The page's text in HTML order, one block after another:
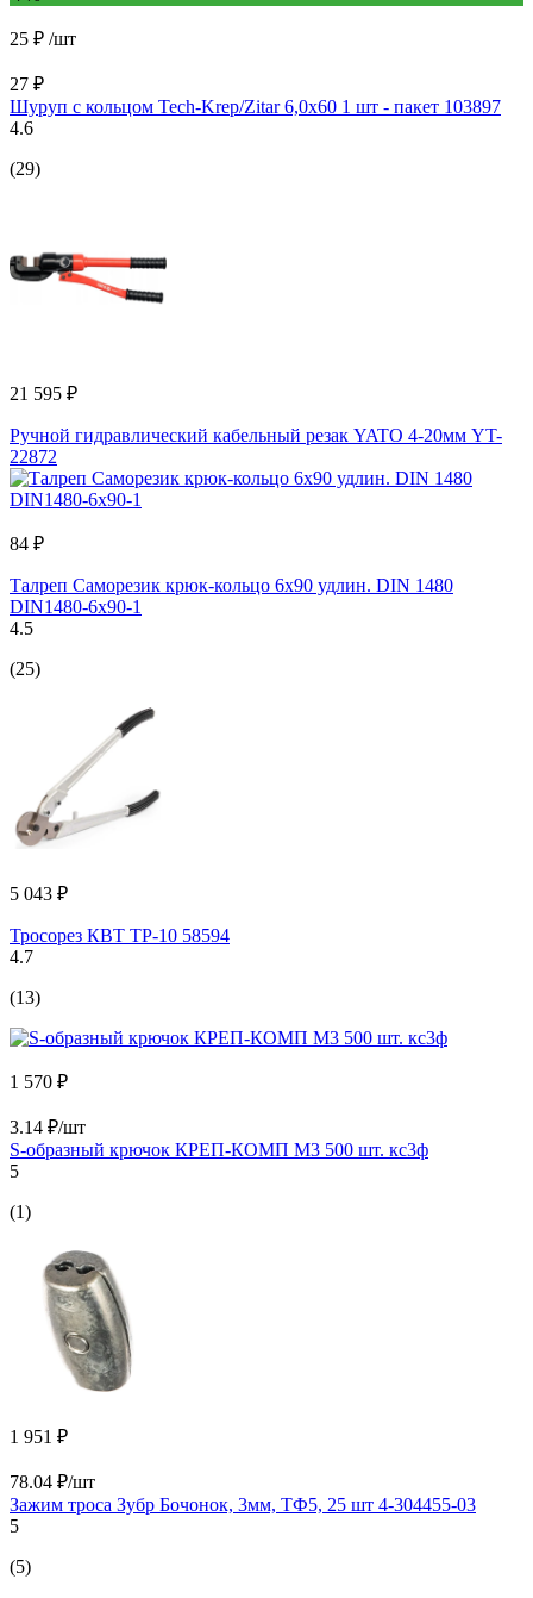
25 ₽ /шт
27 ₽
Шуруп с кольцом Tech-Krep/Zitar 6,0х60 1 шт - пакет 103897
4.6
(29)
21 595 ₽
Ручной гидравлический кабельный резак YATO 4-20мм YT-
22872
84 ₽
Талреп Саморезик крюк-кольцо 6х90 удлин. DIN 1480
DIN1480-6х90-1
4.5
(25)
5 043 ₽
Тросорез КВТ ТР-10 58594
4.7
(13)
1 570 ₽
3.14 ₽/шт
S-образный крючок КРЕП-КОМП М3 500 шт. кс3ф
5
(1)
1 951 ₽
78.04 ₽/шт
Зажим троса Зубр Бочонок, 3мм, ТФ5, 25 шт 4-304455-03
5
(5)